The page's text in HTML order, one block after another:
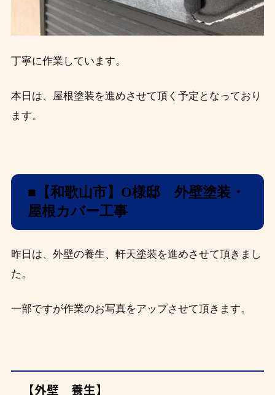
丁寧に作業しています。
本日は、屋根塗装を進めさせて頂く予定となっており
ます。
■【和歌山市】O様邸 外壁塗装・
屋根カバー工事
昨日は、外壁の養生、軒天塗装を進めさせて頂きまし
た。
一部ですが作業のお写真をアップさせて頂きます。
【外壁 養生】